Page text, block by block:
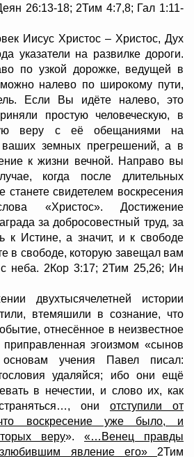
26:13-18; 2Тим 4:7,8; Гал 1:11-
Иисус Христос – Христос, Дух
указатели на развилке дороги.
по узкой дорожке, ведущей в
налево по широкому пути,
Если Вы идёте налево, это
простую человеческую, в
веру с её обещаниями на
земных прегрешений, а в
к жизни вечной. Направо вы
когда после длительных
свидетелем воскресения
«Христос». Достижение
за добросовестный труд, за
к Истине, а значит, и к свободе
в свободе, которую завещал вам
с неба. 2Кор 3:17; 2Тим 25,26; Ин
двухтысячелетней истории
втемяшили в сознание, что
отнесённое в неизвестное
эгоизмом «сынов
учения Павел писал:
удаляйся; ибо они ещё
в нечестии, и слово их, как
они отступили от
воскресение уже было, и
веру». «…Венец правды
явление его» 2Тим